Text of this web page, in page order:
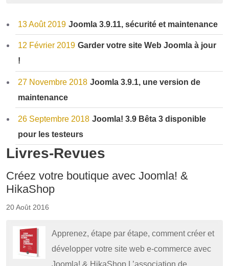
13 Août 2019 Joomla 3.9.11, sécurité et maintenance
12 Février 2019 Garder votre site Web Joomla à jour
!
27 Novembre 2018 Joomla 3.9.1, une version de
maintenance
26 Septembre 2018 Joomla! 3.9 Bêta 3 disponible
pour les testeurs
Livres-Revues
Créez votre boutique avec Joomla! &
HikaShop
20 Août 2016
Apprenez, étape par étape, comment créer et
développer votre site web e-commerce avec
Joomla! & HikaShop L’association de